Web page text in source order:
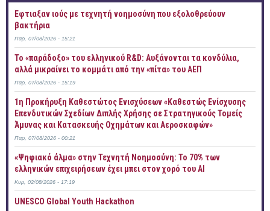
Έφτιαξαν ιούς με τεχνητή νοημοσύνη που εξολοθρεύουν
βακτήρια
Παρ, 07/08/2026 - 15:21
Το «παράδοξο» του ελληνικού R&D: Αυξάνονται τα κονδύλια,
αλλά μικραίνει το κομμάτι από την «πίτα» του ΑΕΠ
Παρ, 07/08/2026 - 15:19
1η Προκήρυξη Καθεστώτος Ενισχύσεων «Καθεστώς Ενίσχυσης
Επενδυτικών Σχεδίων Διπλής Χρήσης σε Στρατηγικούς Τομείς
Άμυνας και Κατασκευής Οχημάτων και Αεροσκαφών»
Παρ, 07/08/2026 - 00:21
«Ψηφιακό άλμα» στην Τεχνητή Νοημοσύνη: Το 70% των
ελληνικών επιχειρήσεων έχει μπει στον χορό του AI
Κυρ, 02/08/2026 - 17:19
UNESCO Global Youth Hackathon